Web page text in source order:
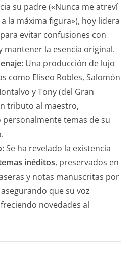
su padre («Nunca me atreví
la máxima figura»), hoy lidera
evitar confusiones con
mantener la esencia original.
Una producción de lujo
como Eliseo Robles, Salomón
y Tony (del Gran
tributo al maestro,
personalmente temas de su
Se ha revelado la existencia
inéditos, preservados en
y notas manuscritas por
que su voz
novedades al